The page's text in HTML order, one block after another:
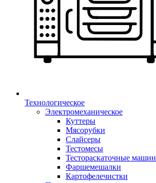
Технологическое
Электромеханическое
Куттеры
Мясорубки
Слайсеры
Тестомесы
Тестораскаточные
Фаршемешалки
Картофелечистки